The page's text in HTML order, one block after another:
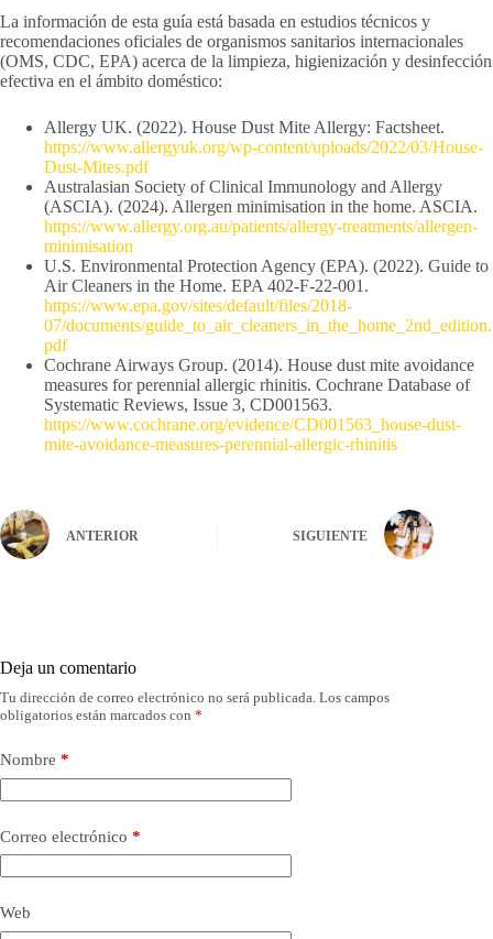
La información de esta guía está basada en estudios técnicos y
recomendaciones oficiales de organismos sanitarios internacionales
(OMS, CDC, EPA) acerca de la limpieza, higienización y desinfección
efectiva en el ámbito doméstico:
Allergy UK. (2022). House Dust Mite Allergy: Factsheet.
https://www.allergyuk.org/wp-content/uploads/2022/03/House-
Dust-Mites.pdf
Australasian Society of Clinical Immunology and Allergy
(ASCIA). (2024). Allergen minimisation in the home. ASCIA.
https://www.allergy.org.au/patients/allergy-treatments/allergen-
minimisation
U.S. Environmental Protection Agency (EPA). (2022). Guide to
Air Cleaners in the Home. EPA 402-F-22-001.
https://www.epa.gov/sites/default/files/2018-
07/documents/guide_to_air_cleaners_in_the_home_2nd_edition.
pdf
Cochrane Airways Group. (2014). House dust mite avoidance
measures for perennial allergic rhinitis. Cochrane Database of
Systematic Reviews, Issue 3, CD001563.
https://www.cochrane.org/evidence/CD001563_house-dust-
mite-avoidance-measures-perennial-allergic-rhinitis
ANTERIOR SIGUIENTE
Deja un comentario
Tu dirección de correo electrónico no será publicada. Los campos
obligatorios están marcados con *
Nombre *
Correo electrónico *
Web